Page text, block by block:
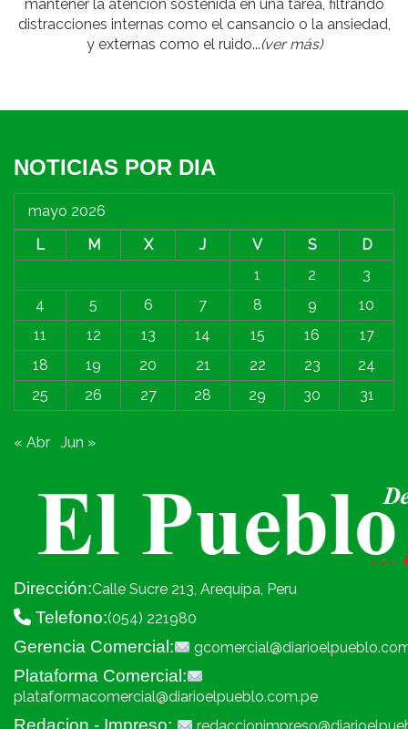
mantener la atención sostenida en una tarea, filtrando
distracciones internas como el cansancio o la ansiedad,
y externas como el ruido...(ver más)
NOTICIAS POR DIA
mayo 2026
L
M X J V S
D
1
2
3
4
5 6 7 8 9
10
11
12 13 14 15 16
17
18
19 20 21 22 23
24
25
26 27 28 29 30 31
« Abr Jun »
Dirección:Calle Sucre 213, Arequipa, Peru
Telefono:(054) 221980
Gerencia Comercial:
Plataforma Comercial:
plataformacomercial@diarioelpueblo.com.pe